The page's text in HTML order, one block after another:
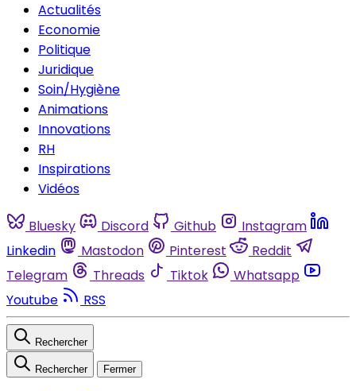
Actualités
Economie
Politique
Juridique
Soin/Hygiène
Animations
Innovations
RH
Inspirations
Vidéos
Bluesky Discord Github
Instagram
Linkedin
Mastodon Pinterest
Reddit
Telegram
Threads Tiktok
Whatsapp
Youtube
RSS
Rechercher
Rechercher Fermer